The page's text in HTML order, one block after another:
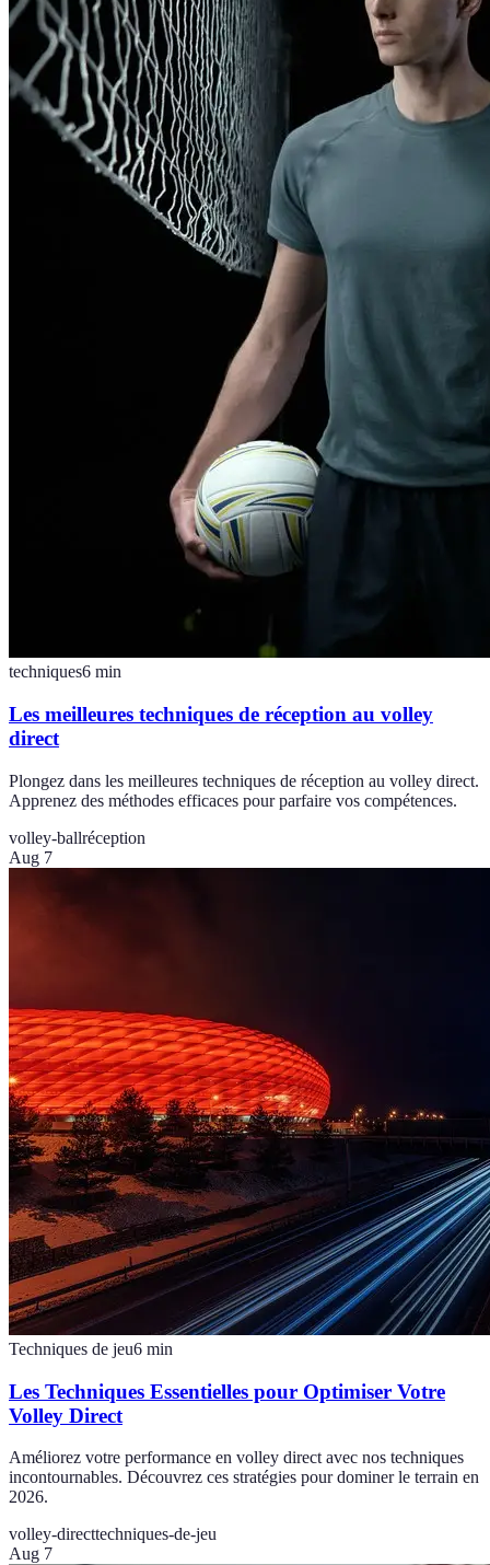
techniques6 min
Les meilleures techniques de réception au volley
direct
Plongez dans les meilleures techniques de réception au volley direct.
Apprenez des méthodes efficaces pour parfaire vos compétences.
volley-ballréception
Aug 7
Techniques de jeu6 min
Les Techniques Essentielles pour Optimiser Votre
Volley Direct
Améliorez votre performance en volley direct avec nos techniques
incontournables. Découvrez ces stratégies pour dominer le terrain en
2026.
volley-directtechniques-de-jeu
Aug 7